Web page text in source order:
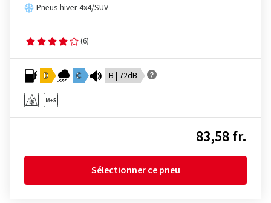
Pneus hiver 4x4/SUV
(6)
D C B | 72dB
83,58 fr.
Sélectionner ce pneu